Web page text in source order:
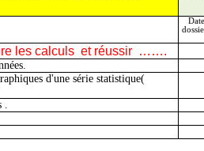
les calculs etréussir …….
d'une série statistique(
.